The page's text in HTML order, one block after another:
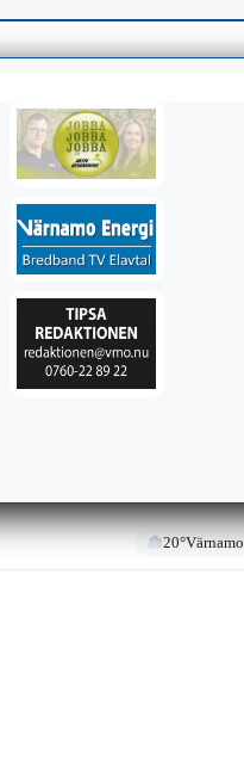
20°Värnamo